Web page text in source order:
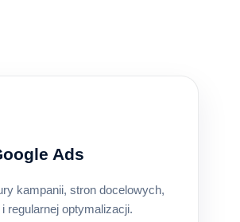
Ads
kampanii, stron docelowych,
regularnej optymalizacji.